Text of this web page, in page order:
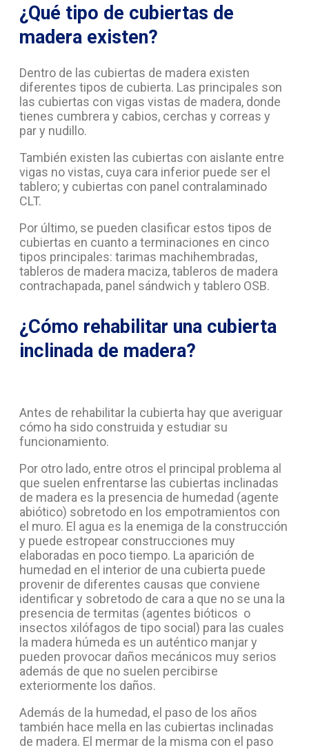
¿Qué tipo de cubiertas de
madera existen?
Dentro de las cubiertas de madera existen
diferentes tipos de cubierta. Las principales son
las cubiertas con vigas vistas de madera, donde
tienes cumbrera y cabios, cerchas y correas y
par y nudillo.
También existen las cubiertas con aislante entre
vigas no vistas, cuya cara inferior puede ser el
tablero; y cubiertas con panel contralaminado
CLT.
Por último, se pueden clasificar estos tipos de
cubiertas en cuanto a terminaciones en cinco
tipos principales: tarimas machihembradas,
tableros de madera maciza, tableros de madera
contrachapada, panel sándwich y tablero OSB.
¿Cómo rehabilitar una cubierta
inclinada de madera?
Antes de rehabilitar la cubierta hay que averiguar
cómo ha sido construida y estudiar su
funcionamiento.
Por otro lado, entre otros el principal problema al
que suelen enfrentarse las cubiertas inclinadas
de madera es la presencia de humedad (agente
abiótico) sobretodo en los empotramientos con
el muro. El agua es la enemiga de la construcción
y puede estropear construcciones muy
elaboradas en poco tiempo. La aparición de
humedad en el interior de una cubierta puede
provenir de diferentes causas que conviene
identificar y sobretodo de cara a que no se una la
presencia de termitas (agentes bióticos o
insectos xilófagos de tipo social) para las cuales
la madera húmeda es un auténtico manjar y
pueden provocar daños mecánicos muy serios
además de que no suelen percibirse
exteriormente los daños.
Además de la humedad, el paso de los años
también hace mella en las cubiertas inclinadas
de madera. El mermar de la misma con el paso